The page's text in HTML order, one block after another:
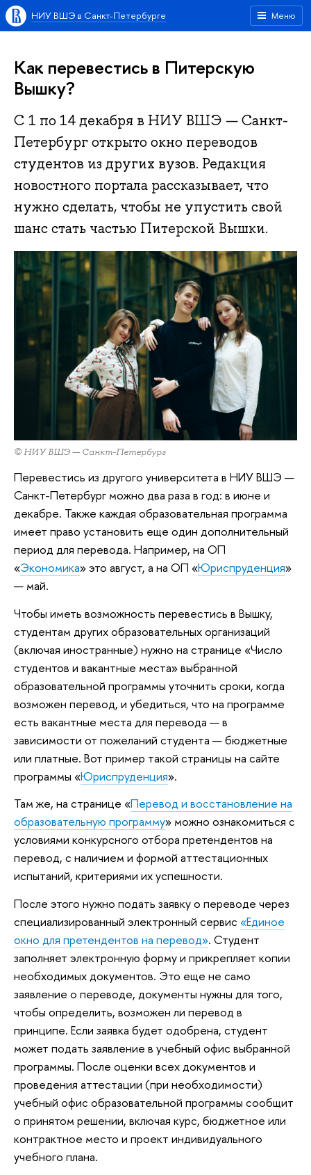
Меню
НИУ ВШЭ в Санкт-Петербурге
Как перевестись в Питерскую
Вышку?
С 1 по 14 декабря в НИУ ВШЭ — Санкт-
Петербург открыто окно переводов
студентов из других вузов. Редакция
новостного портала рассказывает, что
нужно сделать, чтобы не упустить свой
шанс стать частью Питерской Вышки.
© НИУ ВШЭ — Санкт-Петербург
Перевестись из другого университета в НИУ ВШЭ —
Санкт-Петербург можно два раза в год: в июне и
декабре. Также каждая образовательная программа
имеет право установить еще один дополнительный
период для перевода. Например, на ОП
«Экономика» это август, а на ОП «Юриспруденция»
— май.
Чтобы иметь возможность перевестись в Вышку,
студентам других образовательных организаций
(включая иностранные) нужно на странице «Число
студентов и вакантные места» выбранной
образовательной программы уточнить сроки, когда
возможен перевод, и убедиться, что на программе
есть вакантные места для перевода — в
зависимости от пожеланий студента — бюджетные
или платные. Вот пример такой страницы на сайте
программы «Юриспруденция».
Там же, на странице «Перевод и восстановление на
образовательную программу» можно ознакомиться с
условиями конкурсного отбора претендентов на
перевод, с наличием и формой аттестационных
испытаний, критериями их успешности.
После этого нужно подать заявку о переводе через
специализированный электронный сервис «Единое
окно для претендентов на перевод». Студент
заполняет электронную форму и прикрепляет копии
необходимых документов. Это еще не само
заявление о переводе, документы нужны для того,
чтобы определить, возможен ли перевод в
принципе. Если заявка будет одобрена, студент
может подать заявление в учебный офис выбранной
программы. После оценки всех документов и
проведения аттестации (при необходимости)
учебный офис образовательной программы сообщит
о принятом решении, включая курс, бюджетное или
контрактное место и проект индивидуального
учебного плана.